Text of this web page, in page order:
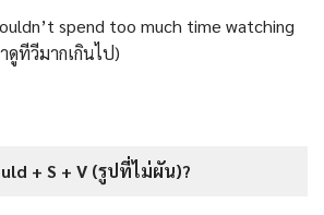
spend too much time watching
ดูทีวีมากเกินไป)
+ S + V (รูปที่ไม่ผัน)?